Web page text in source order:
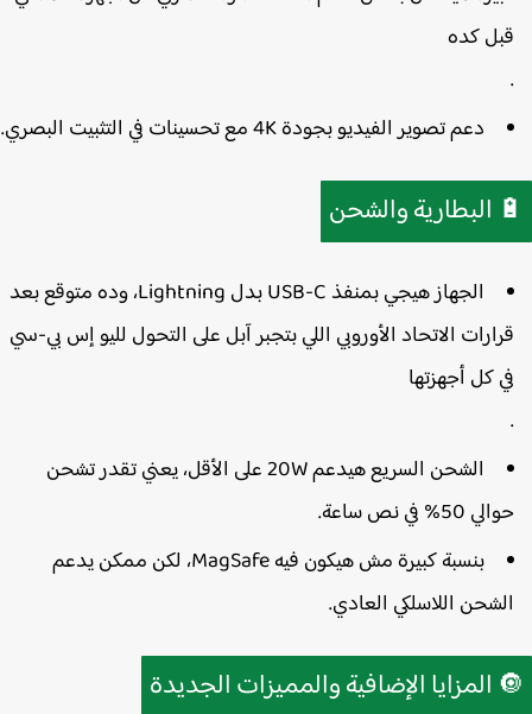
كده​
دعم تصوير الفيديو بجودة4Kمع تحسينات في التثبيت البصري.
البطارية والشحن
الجهاز هيجي بمنفذUSB-CبدلLightning، وده متوقع بعد
الاتحاد الأوروبي اللي بتجبر آبل على التحول لليو إس بي-سي
كل أجهزتها​
الشحن السريع هيدعم20W على الأقل
، يعني تقدر تشحن
50% في نص ساعة.
بنسبة كبيرة مش هيكون فيهMagSafe، لكن ممكن يدعم
اللاسلكي العادي.
المزايا الإضافية والمميزات الجديدة